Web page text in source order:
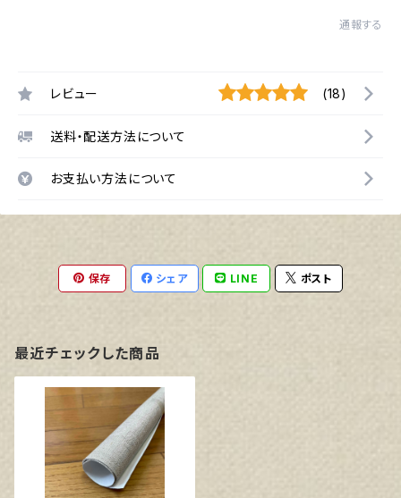
通報する
レビュー (18)
送料・配送方法について
お支払い方法について
保存 シェア LINE ポスト
最近チェックした商品